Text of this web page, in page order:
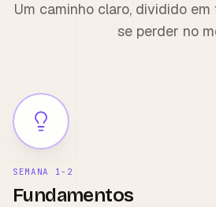
Um caminho claro, dividido
se perder no
SEMANA 1-2
Fundamentos